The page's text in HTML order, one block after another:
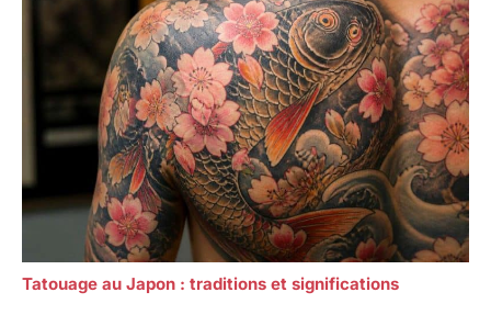
Tatouage au Japon : traditions et significations